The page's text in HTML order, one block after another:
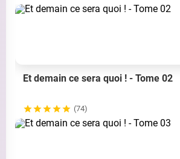
Et demain ce sera quoi ! - Tome 02
(74)